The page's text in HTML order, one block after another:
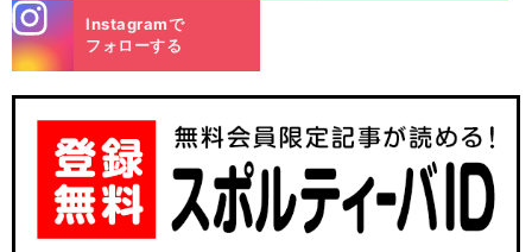
m
Instagramで
フォローする